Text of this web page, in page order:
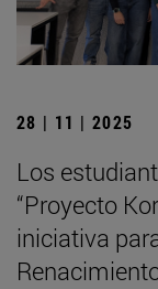
28 | 11 | 2025
Los
“Proyecto
iniciativa